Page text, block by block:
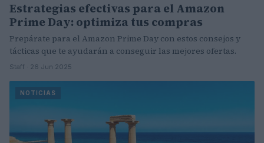
Estrategias efectivas para el Amazon
Prime Day: optimiza tus compras
Prepárate para el Amazon Prime Day con estos consejos y
tácticas que te ayudarán a conseguir las mejores ofertas.
Staff · 26 Jun 2025
NOTICIAS